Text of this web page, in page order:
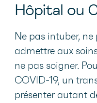
Hôpital ou
Ne pas intuber, ne
admettre aux
ne pas soigner.
COVID-19, un
présenter autant